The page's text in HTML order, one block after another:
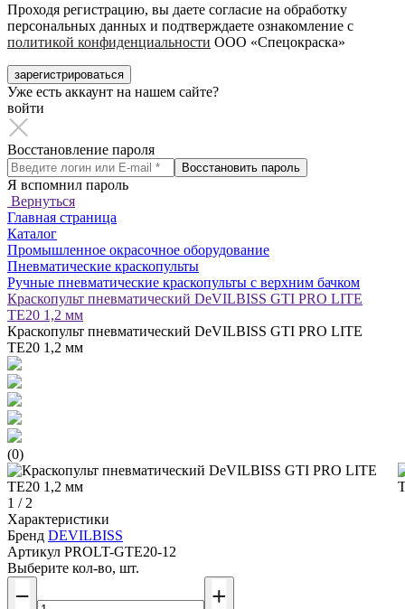
Проходя регистрацию, вы даете согласие на обработку
персональных данных и подтверждаете ознакомление с
политикой конфиденциальности ООО «Спецокраска»
зарегистрироваться
Уже есть аккаунт на нашем сайте?
войти
Восстановление пароля
Восстановить пароль
Я вспомнил пароль
Вернуться
Главная страница
Каталог
Промышленное окрасочное оборудование
Пневматические краскопульты
Ручные пневматические краскопульты с верхним бачком
Краскопульт пневматический DeVILBISS GTI PRO LITE
TE20 1,2 мм
Краскопульт пневматический DeVILBISS GTI PRO LITE
TE20 1,2 мм
(0)
1 / 2
Характеристики
Бренд DEVILBISS
Артикул PROLT-GTE20-12
Выберите кол-во, шт.